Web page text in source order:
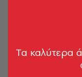
Tα καλύτερα